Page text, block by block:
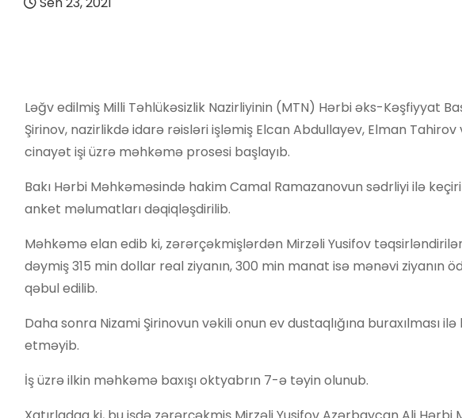
Ləğv edilmiş Milli Təhlükəsizlik Nazirliyinin (MTN) Hərbi əks-Kəşfiyyat
Şirinov, nazirlikdə idarə rəisləri işləmiş Elcan Abdullayev, Elman
cinayət işi üzrə məhkəmə prosesi başlayıb.
Bakı Hərbi Məhkəməsində hakim Camal Ramazanovun sədrliyi ilə
anket məlumatları dəqiqləşdirilib.
Məhkəmə elan edib ki, zərərçəkmişlərdən Mirzəli Yusifov
dəymiş 315 min dollar real ziyanın, 300 min manat isə mənəvi ziyanın
qəbul edilib.
Daha sonra Nizami Şirinovun vəkili onun ev dustaqlığına buraxılması
etməyib.
İş üzrə ilkin məhkəmə baxışı oktyabrın 7-ə təyin olunub.